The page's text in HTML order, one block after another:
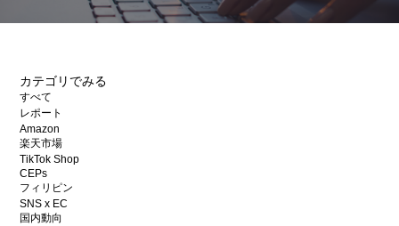
カテゴリでみる
すべて
レポート
Amazon
楽天市場
TikTok Shop
CEPs
フィリピン
SNS x EC
国内動向